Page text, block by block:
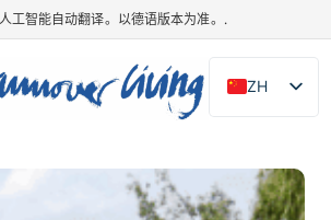
工智能自动翻译。以德语版本为准。.
ZH
DE
NL